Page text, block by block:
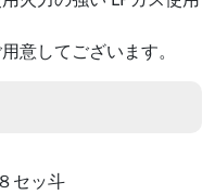
意してございます。
セッ斗